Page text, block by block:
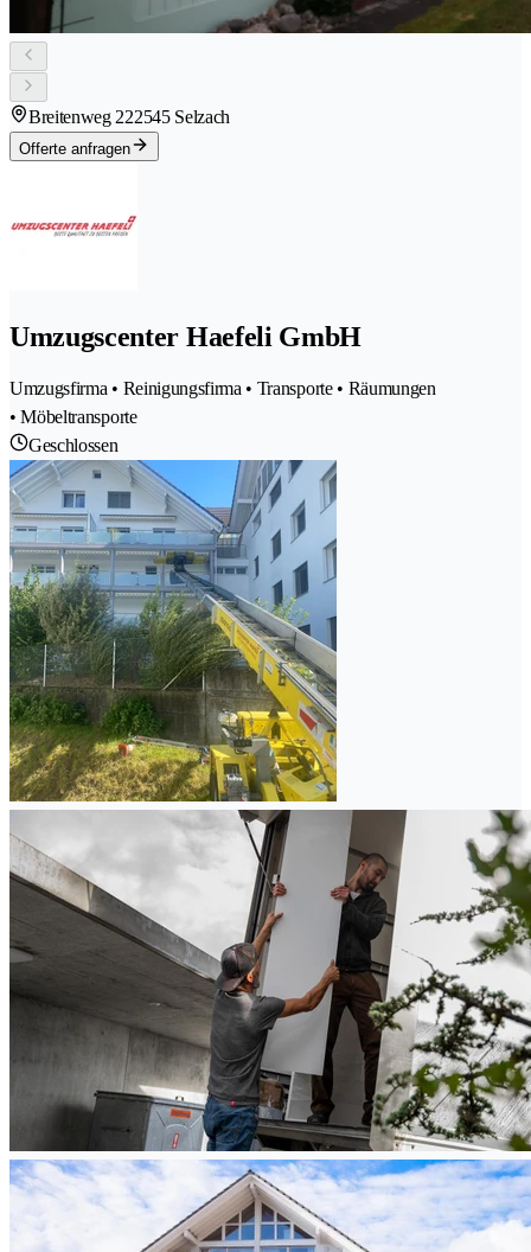
Breitenweg 222545 Selzach
Offerte anfragen
Umzugscenter Haefeli GmbH
Umzugsfirma • Reinigungsfirma • Transporte • Räumungen
• Möbeltransporte
Geschlossen